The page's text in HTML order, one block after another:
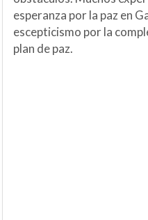
esperanza por la paz en
escepticismo por la
plan de paz.